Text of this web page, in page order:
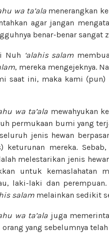
wa ta’alamenerangkan
agar jangan
benar-benar sangat
Nuh ‘alahis salam
, mereka mengejeknya.
saat ini, maka kami (pun)
wa ta’ala mewahyukan
permukaan bumi yang
jenis hewan
keturunan mereka.
melestarikan jenis
untuk kemaslahatan
laki-laki dan
salam melainkan sedikit
wa ta’ala juga
yang sebelumnya